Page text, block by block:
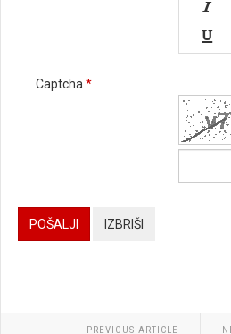





Captcha *
POŠALJI IZBRIŠI
PREVIOUS ARTICLE